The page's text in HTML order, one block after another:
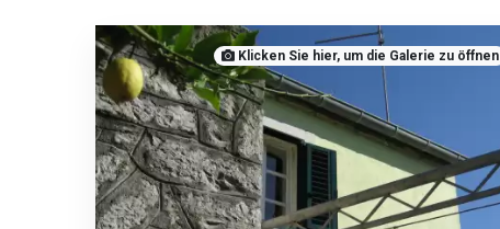
Klicken Sie hier, um die Galerie zu öffnen